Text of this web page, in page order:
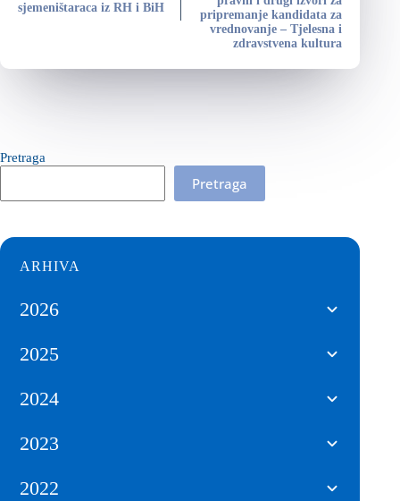
sjemeništaraca iz RH i BiH
pripremanje kandidata za
vrednovanje – Tjelesna i
zdravstvena kultura
Pretraga
Pretraga
ARHIVA
2026
2025
2024
2023
2022